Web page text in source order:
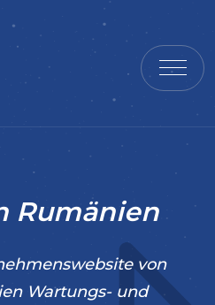
Rumänien
von
Wartungs- und